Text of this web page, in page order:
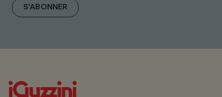
S'ABONNER